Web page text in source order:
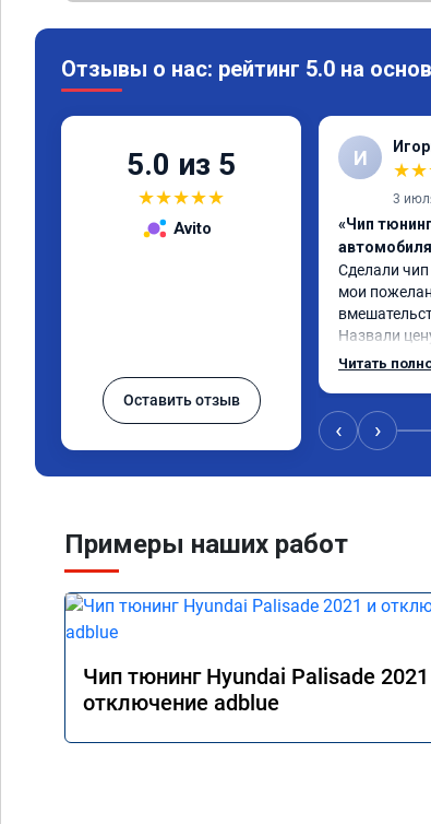
Отзывы о нас: рейтинг 5.0 на
5.0 из 5
★★★★★
Avito
Оставить отзыв
И
★★
3
«Чип
Сделали
мои
Назвали
окончании
большое и
Читать
‹ ›
Примеры наших работ
Чип тюнинг Hyundai Palisade
отключение adblue